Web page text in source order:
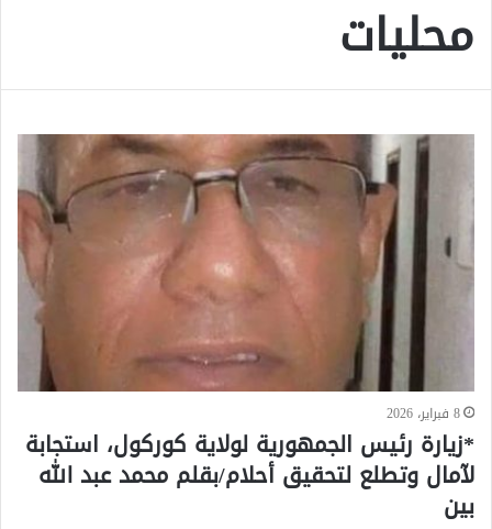
محليات
8 فبراير، 2026
*زيارة رئيس الجمهورية لولاية كوركول، استجابة
لآمال وتطلع لتحقيق أحلام/بقلم محمد عبد الله
بين